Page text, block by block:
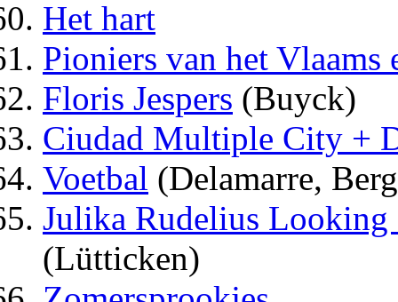
Het hart
Pioniers van het Vlaams
Floris Jespers (Buyck)
Ciudad Multiple City +
Voetbal (Delamarre,
Julika Rudelius
(Lütticken)